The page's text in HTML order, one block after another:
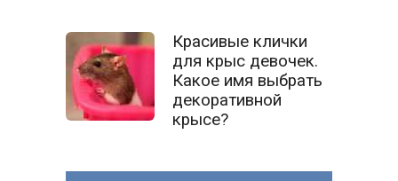
Красивые клички
для крыс девочек.
Какое имя выбрать
декоративной
крысе?